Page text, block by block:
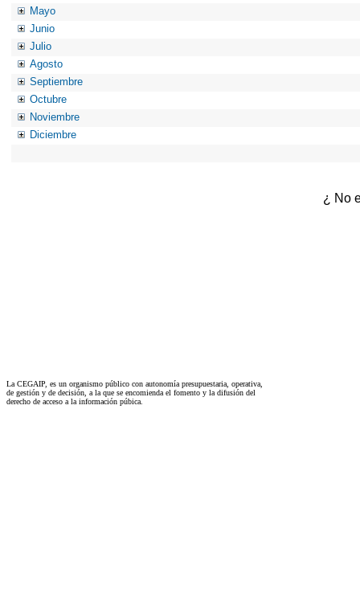
Mayo
Junio
Julio
Agosto
Septiembre
Octubre
Noviembre
Diciembre
¿ No
La CEGAIP, es un organismo público con autonomía presupuestaria, operativa,
de gestión y de decisión, a la que se encomienda el fomento y la difusión del
derecho de acceso a la información púbica.